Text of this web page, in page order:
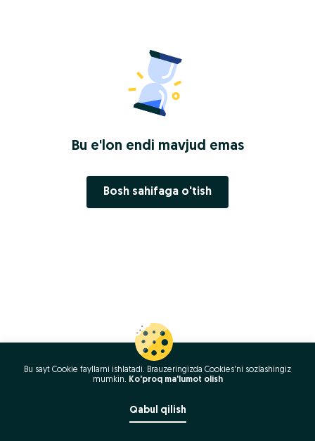
Bu e'lon endi mavjud emas
Bosh sahifaga o'tish
Bu sayt Cookie fayllarni ishlatadi. Brauzeringizda Cookies'ni sozlashingiz
mumkin. Ko'proq ma'lumot olish
Qabul qilish